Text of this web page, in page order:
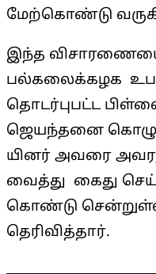
மேற்கொண்டு
இந்த
பல்கலைக்கழக
தொடர்புபட்ட
ஜெயந்தனை
யினர் அவரை
வைத்து கைது
கொண்டு
தெரிவித்தார்.